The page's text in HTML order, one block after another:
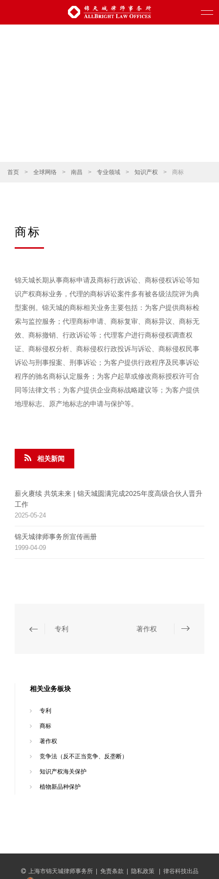
首页 > 全球网络 > 南昌 > 专业领域 > 知识产权 > 商标
商标
锦天城长期从事商标申请及商标行政诉讼、商标侵权诉讼等知
识产权商标业务，代理的商标诉讼案件多有被各级法院评为典
型案例。锦天城的商标相关业务主要包括：为客户提供商标检
索与监控服务；代理商标申请、商标复审、商标异议、商标无
效、商标撤销、行政诉讼等；代理客户进行商标侵权调查权
证、商标侵权分析、商标侵权行政投诉与诉讼、商标侵权民事
诉讼与刑事报案、刑事诉讼；为客户提供行政程序及民事诉讼
程序的驰名商标认定服务；为客户起草或修改商标授权许可合
同等法律文书；为客户提供企业商标战略建议等；为客户提供
地理标志、原产地标志的申请与保护等。
相关新闻
薪火赓续 共筑未来 | 锦天城圆满完成2025年度高级合伙人晋升
工作
2025-05-24
锦天城律师事务所宣传画册
1999-04-09
专利 著作权
相关业务板块
专利
商标
著作权
竞争法（反不正当竞争、反垄断）
知识产权海关保护
植物新品种保护
上海市锦天城律师事务所 | 免责条款 | 隐私政策 | 律谷科技出品